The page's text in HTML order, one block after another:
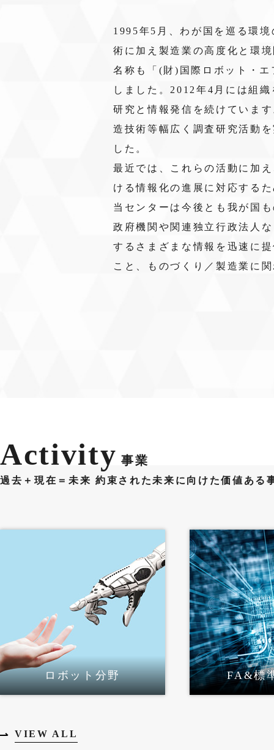
1995年5月、わが国を巡る環
術に加え製造業の高度化と環
名称も「(財)国際ロボット・
しました。2012年4月には組
研究と情報発信を続けていま
造技術等幅広く調査研究活動
した。
最近では、これらの活動に加
ける情報化の進展に対応する
当センターは今後とも我が国
政府機関や関連独立行政法人
するさまざまな情報を迅速に
こと、ものづくり／製造業に
Activity 事業
過去＋現在＝未来 約束された未来に向けた価値ある
ロボット分野 FA&標
VIEW ALL